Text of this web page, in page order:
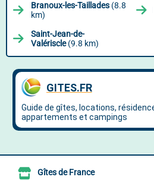
Branoux-les-Taillades (8.8
km)
Saint-Jean-de-
Valériscle(9.8 km)
Gîtes de France